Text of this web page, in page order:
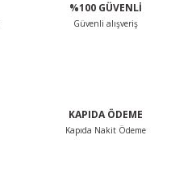
%100 GÜVENLİ
Güvenli alışveriş
KAPIDA ÖDEME
Kapıda Nakit Ödeme